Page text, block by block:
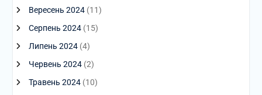
Вересень 2024(11)
Серпень 2024(15)
Липень 2024(4)
Червень 2024(2)
Травень 2024(10)